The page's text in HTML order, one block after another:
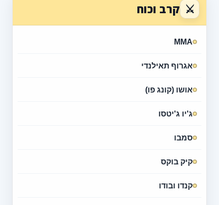
⚔ קרב וכוח
MMA
אגרוף תאילנדי
אושו (קונג פו)
ג'יו ג'יטסו
סמבו
קיק בוקס
קנדו ובודו